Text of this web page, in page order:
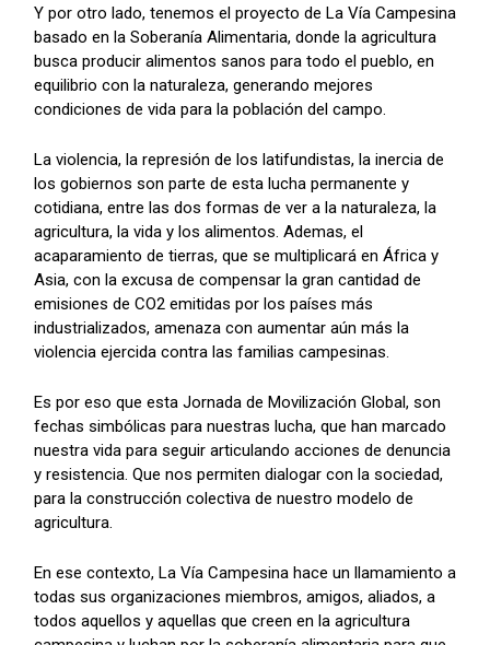
Y por otro lado, tenemos el proyecto de La Vía Campesina
basado en la Soberanía Alimentaria, donde la agricultura
busca producir alimentos sanos para todo el pueblo, en
equilibrio con la naturaleza, generando mejores
condiciones de vida para la población del campo.
La violencia, la represión de los latifundistas, la inercia de
los gobiernos son parte de esta lucha permanente y
cotidiana, entre las dos formas de ver a la naturaleza, la
agricultura, la vida y los alimentos. Ademas, el
acaparamiento de tierras, que se multiplicará en África y
Asia, con la excusa de compensar la gran cantidad de
emisiones de CO2 emitidas por los países más
industrializados, amenaza con aumentar aún más la
violencia ejercida contra las familias campesinas.
Es por eso que esta Jornada de Movilización Global, son
fechas simbólicas para nuestras lucha, que han marcado
nuestra vida para seguir articulando acciones de denuncia
y resistencia. Que nos permiten dialogar con la sociedad,
para la construcción colectiva de nuestro modelo de
agricultura.
En ese contexto, La Vía Campesina hace un llamamiento a
todas sus organizaciones miembros, amigos, aliados, a
todos aquellos y aquellas que creen en la agricultura